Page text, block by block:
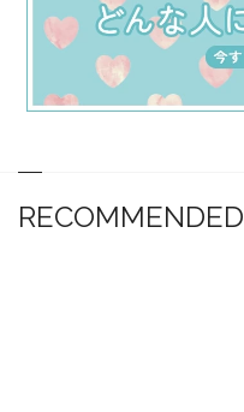
RECOMMENDED